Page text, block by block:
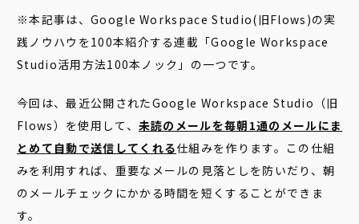
※本記事は、Google Workspace Studio(旧Flows)の実
践ノウハウを100本紹介する連載「Google Workspace
Studio活用方法100本ノック」の一つです。
今回は、最近公開されたGoogle Workspace Studio（旧
Flows）を使用して、 未読のメールを毎朝1通のメールにま
とめて自動で送信してくれる仕組みを作ります。この仕組
みを利用すれば、重要なメールの見落としを防いだり、朝
のメールチェックにかかる時間を短くすることができま
す。